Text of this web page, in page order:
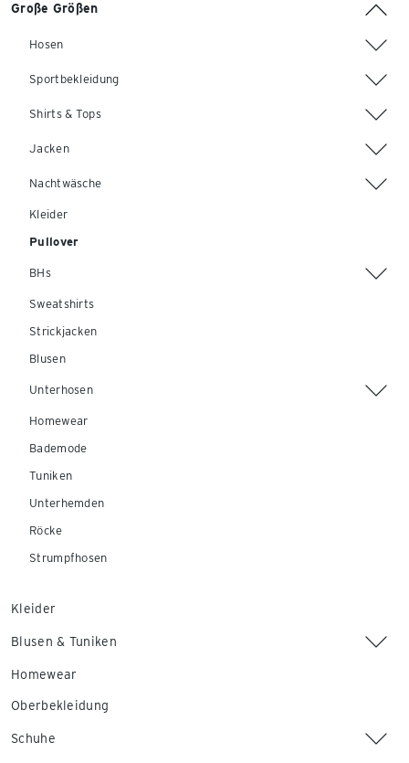
Große Größen
Hosen
Sportbekleidung
Shirts & Tops
Jacken
Nachtwäsche
Kleider
Pullover
BHs
Sweatshirts
Strickjacken
Blusen
Unterhosen
Homewear
Bademode
Tuniken
Unterhemden
Röcke
Strumpfhosen
Kleider
Blusen & Tuniken
Homewear
Oberbekleidung
Schuhe